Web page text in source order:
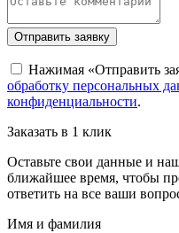
Отправить заявку
Нажимая «Отправить
обработку персональных
конфиденциальности.
Заказать в 1 клик
Оставьте свои данные и
ближайшее время, чтобы
ответить на все ваши
Имя и фамилия